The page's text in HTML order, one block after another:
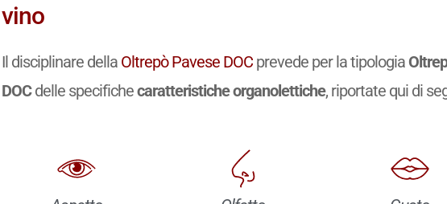
vino
Il disciplinare della Oltrepò Pavese DOC prevede per la tipologia
DOCdelle specifichecaratteristiche organolettiche, riportate qui di